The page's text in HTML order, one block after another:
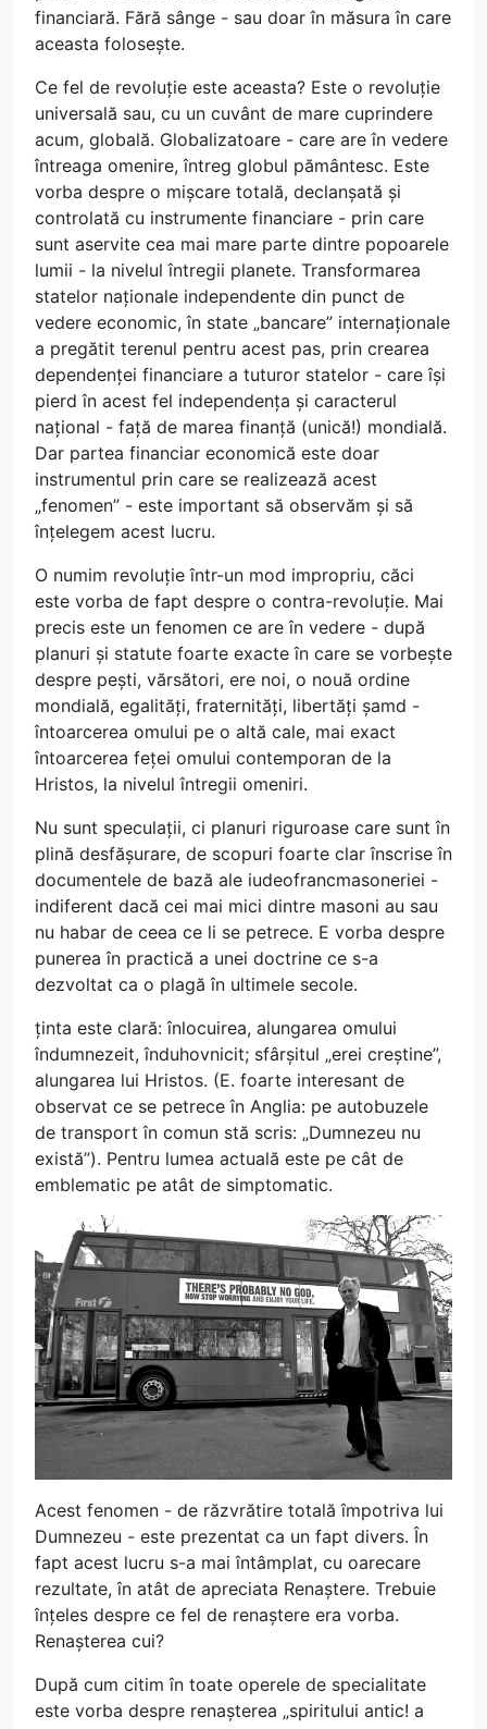
financiară. Fără sânge - sau doar în măsura în care
aceasta folosește.
Ce fel de revoluție este aceasta? Este o revoluție
universală sau, cu un cuvânt de mare cuprindere
acum, globală. Globalizatoare - care are în vedere
întreaga omenire, întreg globul pământesc. Este
vorba despre o mișcare totală, declanșată și
controlată cu instrumente financiare - prin care
sunt aservite cea mai mare parte dintre popoarele
lumii - la nivelul întregii planete. Transformarea
statelor naționale independente din punct de
vedere economic, în state „bancare” internaționale
a pregătit terenul pentru acest pas, prin crearea
dependenței financiare a tuturor statelor - care își
pierd în acest fel independența și caracterul
național - față de marea finanță (unică!) mondială.
Dar partea financiar economică este doar
instrumentul prin care se realizează acest
„fenomen” - este important să observăm și să
înțelegem acest lucru.
O numim revoluție într-un mod impropriu, căci
este vorba de fapt despre o contra-revoluție. Mai
precis este un fenomen ce are în vedere - după
planuri și statute foarte exacte în care se vorbește
despre pești, vărsători, ere noi, o nouă ordine
mondială, egalități, fraternități, libertăți șamd -
întoarcerea omului pe o altă cale, mai exact
întoarcerea feței omului contemporan de la
Hristos, la nivelul întregii omeniri.
Nu sunt speculații, ci planuri riguroase care sunt în
plină desfășurare, de scopuri foarte clar înscrise în
documentele de bază ale iudeofrancmasoneriei -
indiferent dacă cei mai mici dintre masoni au sau
nu habar de ceea ce li se petrece. E vorba despre
punerea în practică a unei doctrine ce s-a
dezvoltat ca o plagă în ultimele secole.
ținta este clară: înlocuirea, alungarea omului
îndumnezeit, înduhovnicit; sfârșitul „erei creștine”,
alungarea lui Hristos. (E. foarte interesant de
observat ce se petrece în Anglia: pe autobuzele
de transport în comun stă scris: „Dumnezeu nu
există”). Pentru lumea actuală este pe cât de
emblematic pe atât de simptomatic.
Acest fenomen - de răzvrătire totală împotriva lui
Dumnezeu - este prezentat ca un fapt divers. În
fapt acest lucru s-a mai întâmplat, cu oarecare
rezultate, în atât de apreciata Renaștere. Trebuie
înțeles despre ce fel de renaștere era vorba.
Renașterea cui?
După cum citim în toate operele de specialitate
este vorba despre renașterea „spiritului antic! a